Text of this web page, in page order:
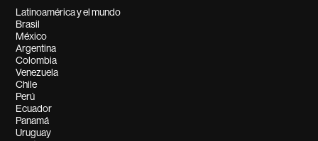
Latinoamérica y el mundo
Brasil
México
Argentina
Colombia
Venezuela
Chile
Perú
Ecuador
Panamá
Uruguay